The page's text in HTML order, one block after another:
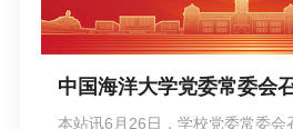
中国海洋大学党委常委会
习贯彻习近平总书记在全
本站讯6月26日，学校党委常委会